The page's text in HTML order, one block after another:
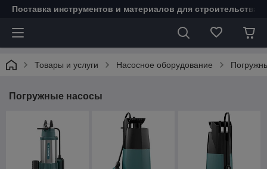
Поставка инструментов и материалов для строительства
Товары и услуги Насосное оборудование
Погружные насосы